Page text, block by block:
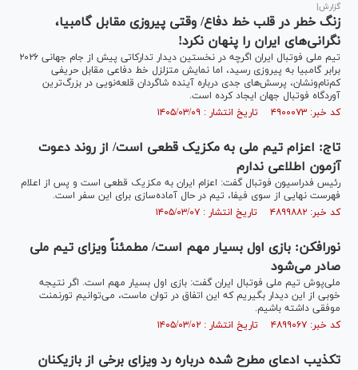
گزارش|
زنگ خطر در قلب خط دفاع/ وقتی پیروزی مقابل گامبیا،
نگرانی‌های ایران را پنهان نکرد!
تیم ملی فوتبال ایران اگرچه در نخستین دیدار تدارکاتی پیش از جام جهانی ۲۰۲۶
برابر گامبیا به پیروزی رسید، اما نمایش متزلزل خط دفاعی مقابل حریفی
کم‌نام‌ونشان، پرسش‌های جدی درباره آینده شاگردان قلعه‌نویی در بزرگ‌ترین
آوردگاه فوتبال جهان ایجاد کرده است.
کد خبر: ۴۹۰۰۰۷۳ تاریخ انتشار : ۱۴۰۵/۰۳/۰۹
تاج: اعزام تیم ملی به مکزیک قطعی است/ از روند دعوت
آزمون اطلاعی ندارم
رئیس فدراسیون فوتبال گفت: اعزام ایران به مکزیک قطعی است و پس از اعلام
فهرست نهایی از سوی فیفا، تیم در حال آماده‌سازی برای این سفر است.
کد خبر: ۴۸۹۹۸۸۲ تاریخ انتشار : ۱۴۰۵/۰۳/۰۷
نورافکن: بازی اول بسیار مهم است/ مطمئناً ویزای تیم ملی
صادر می‌شود
ملی‌پوش تیم ملی فوتبال ایران گفت: بازی اول بسیار مهم است. اگر نتیجه
خوبی از این دیدار بگیریم که این اتفاق در توان ماست، می‌توانیم تورنمنت
موفقی داشته باشیم.
کد خبر: ۴۸۹۹۰۶۷ تاریخ انتشار : ۱۴۰۵/۰۳/۰۲
تکذیب ادعای مطرح شده درباره رد ویزای برخی از بازیکنان